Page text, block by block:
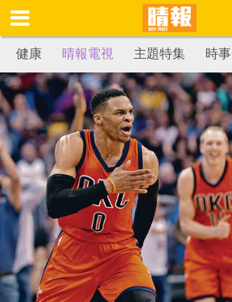
健康 晴報電視 主題特集 時事